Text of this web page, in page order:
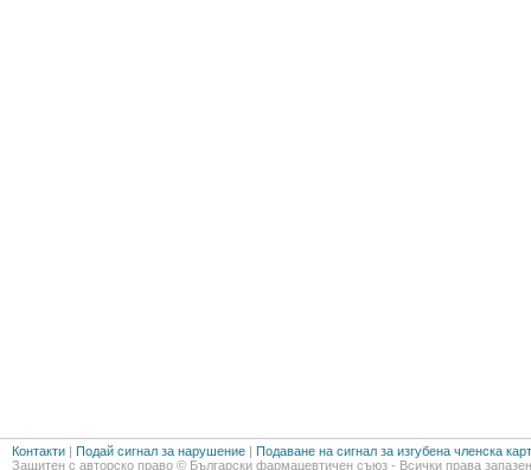
Контакти | Подай сигнал за нарушение | Подаване на сигнал за изгубена членска
Защитен с авторско право © Български фармацевтичен съюз - Всички права